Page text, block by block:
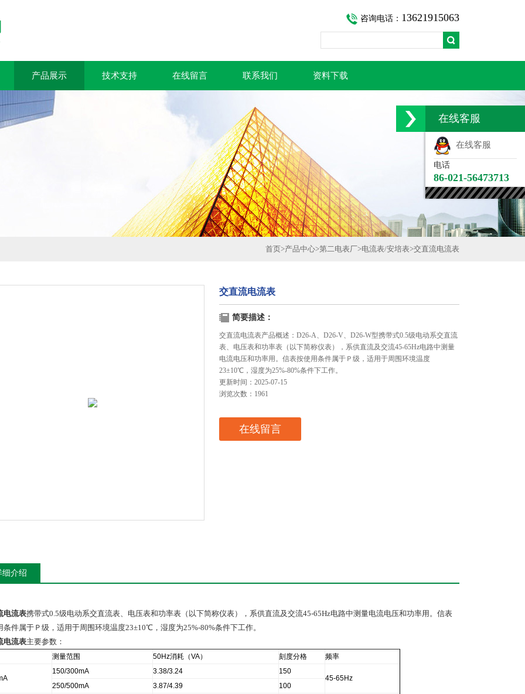
咨询电话： 13621915063
产品展示 技术支持 在线留言 联系我们 资料下载
首页>产品中心>第二电表厂>电流表/安培表>交直流电流表
交直流电流表
简要描述：
交直流电流表产品概述：D26-A、D26-V、D26-W型携带式0.5级电动系交直流
表、电压表和功率表（以下简称仪表），系供直流及交流45-65Hz电路中测量
电流电压和功率用。信表按使用条件属于Ｐ级，适用于周围环境温度
23±10℃，湿度为25%-80%条件下工作。
更新时间：2025-07-15
浏览次数：1961
在线留言
细介绍
电流表携带式0.5级电动系交直流表、电压表和功率表（以下简称仪表），系供直流及交流45-65Hz电路中测量电流电压和功率用。信表
条件属于Ｐ级，适用于周围环境温度23±10℃，湿度为25%-80%条件下工作。
电流表主要参数：
测量范围 50Hz消耗（VA） 刻度分格 频率
150/300mA 3.38/3.24
150
45-65Hz
250/500mA
3.87/4.39 100
在线客服
在线客服
电话
86-021-56473713